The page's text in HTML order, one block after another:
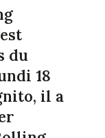
du
18
il a